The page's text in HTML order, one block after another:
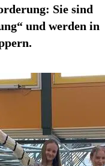
Sie sind
und werden in